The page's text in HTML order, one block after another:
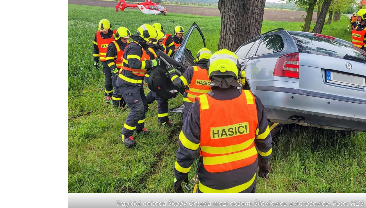
Tragická nehoda Škody Octavia mezi obcemi Šilheřovice a Antošovice. Foto: HZS